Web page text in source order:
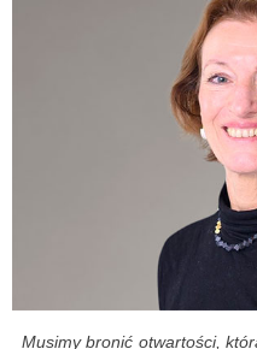
Musimy bronić otwartości,